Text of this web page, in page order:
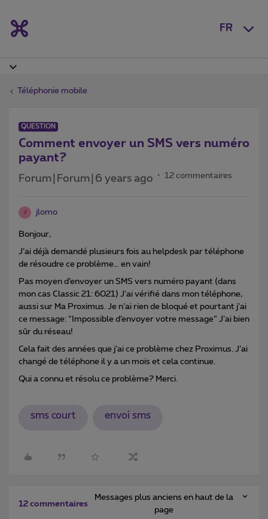
FR
Téléphonie mobile
QUESTION
Comment envoyer un SMS vers numéro
payant?
Forum|Forum|6 years ago 12 commentaires
J jlomo
Bonjour,
J’ai déjà demandé plusieurs fois au helpdesk par téléphone
de résoudre ce problème… en vain!
Pas moyen d’envoyer un SMS vers numéro payant (dans
mon cas Classic 21: 6021) J’ai vérifié dans mon téléphone,
aussi sur Ma Proximus. Je n’ai rien de bloqué et pourtant j’ai
ce message: “Impossible d’envoyer votre message” J’ai bien
sûr du réseau!
Cela fait des années que j’ai ce problème chez Proximus. J’ai
changé de téléphone il y a un mois et cela continue.
Qui a connu et résolu ce problème? Merci.
sms court envoi sms
12 commentaires
Messages plus anciens en haut de la
page